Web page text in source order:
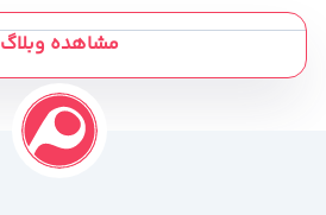
مشاهده وبلاگ